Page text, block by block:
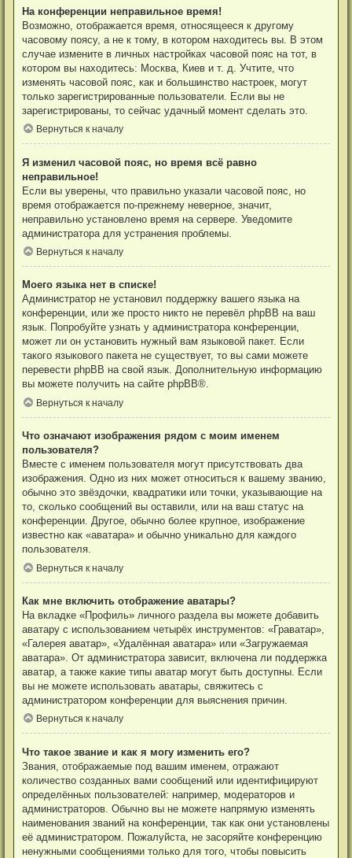
На конференции неправильное время!
Возможно, отображается время, относящееся к другому
часовому поясу, а не к тому, в котором находитесь вы. В этом
случае измените в личных настройках часовой пояс на тот, в
котором вы находитесь: Москва, Киев и т. д. Учтите, что
изменять часовой пояс, как и большинство настроек, могут
только зарегистрированные пользователи. Если вы не
зарегистрированы, то сейчас удачный момент сделать это.
Вернуться к началу
Я изменил часовой пояс, но время всё равно
неправильное!
Если вы уверены, что правильно указали часовой пояс, но
время отображается по-прежнему неверное, значит,
неправильно установлено время на сервере. Уведомите
администратора для устранения проблемы.
Вернуться к началу
Моего языка нет в списке!
Администратор не установил поддержку вашего языка на
конференции, или же просто никто не перевёл phpBB на ваш
язык. Попробуйте узнать у администратора конференции,
может ли он установить нужный вам языковой пакет. Если
такого языкового пакета не существует, то вы сами можете
перевести phpBB на свой язык. Дополнительную информацию
вы можете получить на сайтеphpBB®.
Вернуться к началу
Что означают изображения рядом с моим именем
пользователя?
Вместе с именем пользователя могут присутствовать два
изображения. Одно из них может относиться к вашему званию,
обычно это звёздочки, квадратики или точки, указывающие на
то, сколько сообщений вы оставили, или на ваш статус на
конференции. Другое, обычно более крупное, изображение
известно как «аватара» и обычно уникально для каждого
пользователя.
Вернуться к началу
Как мне включить отображение аватары?
На вкладке «Профиль» личного раздела вы можете добавить
аватару с использованием четырёх инструментов: «Граватар»,
«Галерея аватар», «Удалённая аватара» или «Загружаемая
аватара». От администратора зависит, включена ли поддержка
аватар, а также какие типы аватар могут быть доступны. Если
вы не можете использовать аватары, свяжитесь с
администратором конференции для выяснения причин.
Вернуться к началу
Что такое звание и как я могу изменить его?
Звания, отображаемые под вашим именем, отражают
количество созданных вами сообщений или идентифицируют
определённых пользователей: например, модераторов и
администраторов. Обычно вы не можете напрямую изменять
наименования званий на конференции, так как они установлены
её администратором. Пожалуйста, не засоряйте конференцию
ненужными сообщениями только для того, чтобы повысить